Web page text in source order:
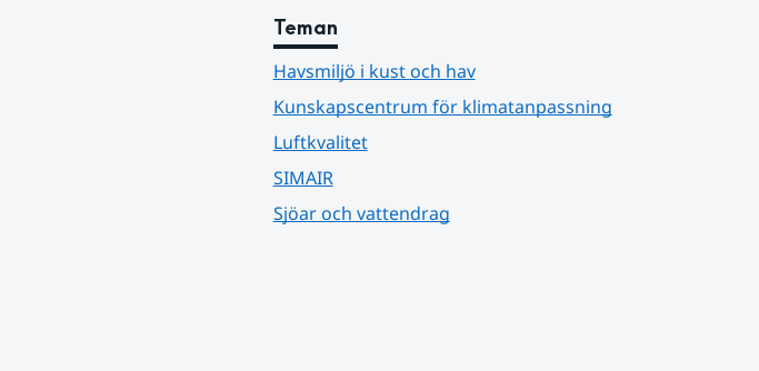
Teman
Havsmiljö i kust och hav
Kunskapscentrum för klimatanpassning
Luftkvalitet
SIMAIR
Sjöar och vattendrag